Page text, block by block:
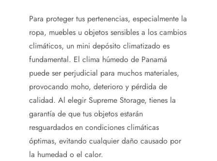
Para proteger tus pertenencias, especialmente la
ropa, muebles u objetos sensibles a los cambios
climáticos, un mini depósito climatizado es
fundamental. El clima húmedo de Panamá
puede ser perjudicial para muchos materiales,
provocando moho, deterioro y pérdida de
calidad. Al elegir Supreme Storage, tienes la
garantía de que tus objetos estarán
resguardados en condiciones climáticas
óptimas, evitando cualquier daño causado por
la humedad o el calor.